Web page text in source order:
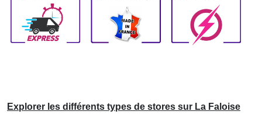
Explorer les différents types de stores sur La Faloise